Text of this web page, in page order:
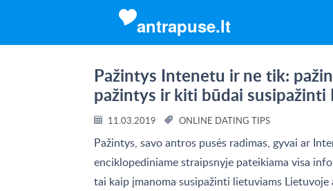
antrapuse.lt
Pažintys Intenetu ir ne tik:
pažintys ir kiti būdai susipažinti
11.03.2019 ONLINE DATING TIPS
Pažintys, savo antros pusės radimas, gyvai ar
enciklopediniame straipsnyje pateikiama visa
tai kaip įmanoma susipažinti lietuviams Lietuvoje